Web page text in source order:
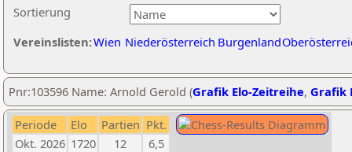
Sortierung
Vereinslisten:Wien Niederösterreich Burgenland
Pnr:103596 Name: Arnold Gerold (Grafik Elo-Zeitreihe, Grafik
Periode Elo Partien Pkt.
Okt. 2026 1720 12
6,5